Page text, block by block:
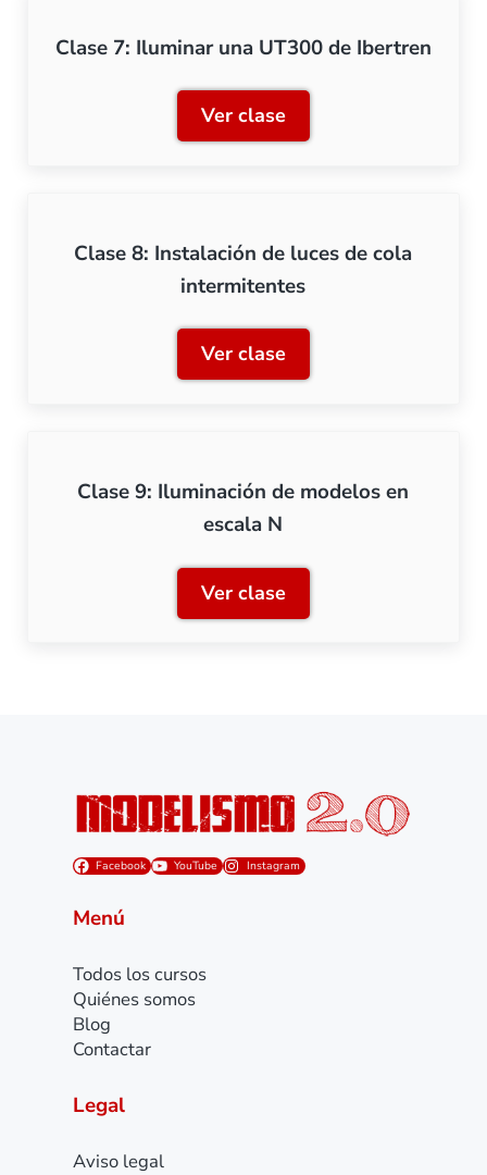
Clase 7: Iluminar una UT300 de Ibertren
Ver claseClase 7: Iluminar una
Clase 8: Instalación de luces de cola
intermitentes
Ver claseClase 8: Instalación de
Clase 9: Iluminación de modelos en
escala N
Ver claseClase 9: Iluminación de
Facebook YouTube Instagram
Menú
Todos los cursos
Quiénes somos
Blog
Contactar
Legal
Aviso legal